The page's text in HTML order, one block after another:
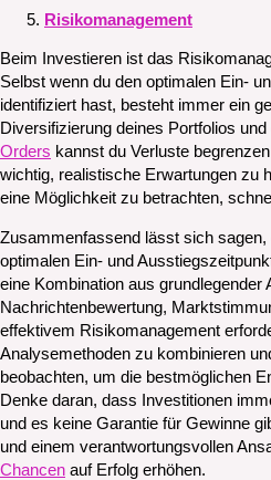
Risikomanagement
Beim Investieren ist das
Selbst wenn du den optimalen Ein-
identifiziert hast, besteht immer ein
Diversifizierung deines Portfolios
Orders kannst du Verluste
wichtig, realistische Erwartungen zu
eine Möglichkeit zu betrachten,
Zusammenfassend lässt sich
optimalen Ein- und
eine Kombination aus grundlegender
Nachrichtenbewertung,
effektivem Risikomanagement
Analysemethoden zu kombinieren
beobachten, um die bestmöglichen
Denke daran, dass Investitionen
und es keine Garantie für Gewinne
und einem verantwortungsvollen
Chancen auf Erfolg erhöhen.